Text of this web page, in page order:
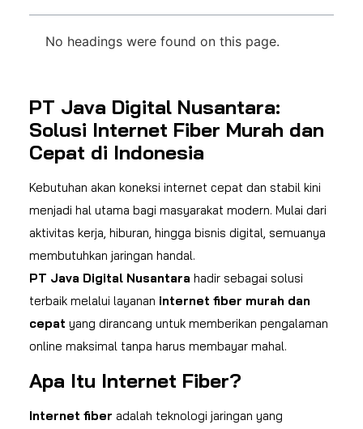
No headings were found on this page.
PT Java Digital Nusantara:
Solusi Internet Fiber Murah dan
Cepat di Indonesia
Kebutuhan akan koneksi internet cepat dan stabil kini
menjadi hal utama bagi masyarakat modern. Mulai dari
aktivitas kerja, hiburan, hingga bisnis digital, semuanya
membutuhkan jaringan handal.
PT Java Digital Nusantara hadir sebagai solusi
terbaik melalui layanan internet fiber murah dan
cepat yang dirancang untuk memberikan pengalaman
online maksimal tanpa harus membayar mahal.
Apa Itu Internet Fiber?
Internet fiber adalah teknologi jaringan yang